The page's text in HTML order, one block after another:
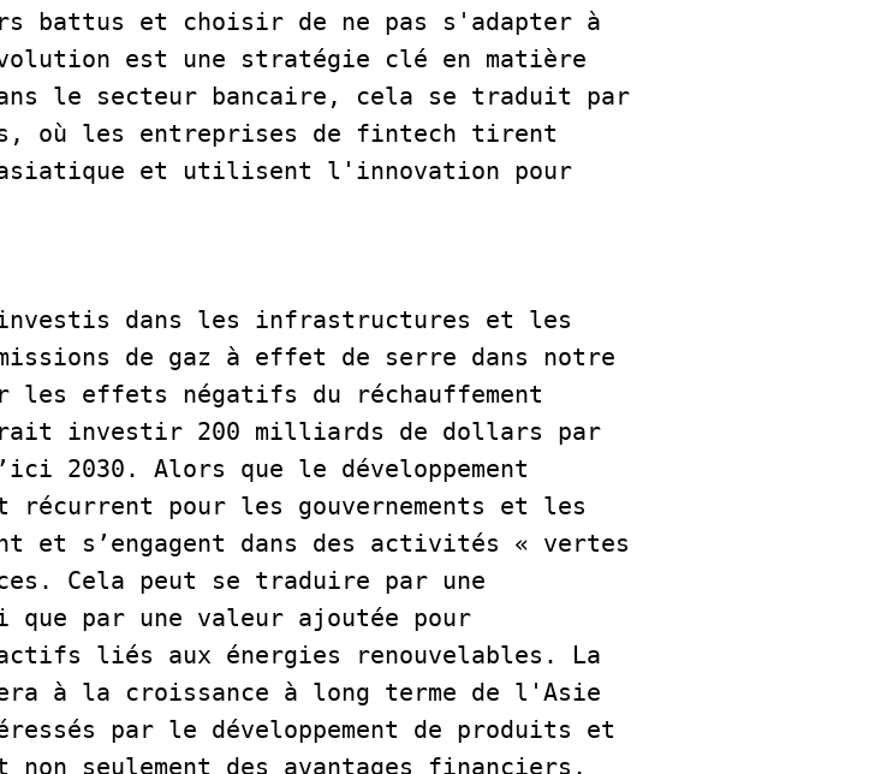
battus et choisir de ne pas s'adapter à
est une stratégie clé en matière
le secteur bancaire, cela se traduit par
où les entreprises de fintech tirent
et utilisent l'innovation pour
dans les infrastructures et les
de gaz à effet de serre dans notre
les effets négatifs du réchauffement
investir 200 milliards de dollars par
2030. Alors que le développement
pour les gouvernements et les
et s’engagent dans des activités « vertes
Cela peut se traduire par une
par une valeur ajoutée pour
liés aux énergies renouvelables. La
à la croissance à long terme de l'Asie
par le développement de produits et
seulement des avantages financiers,